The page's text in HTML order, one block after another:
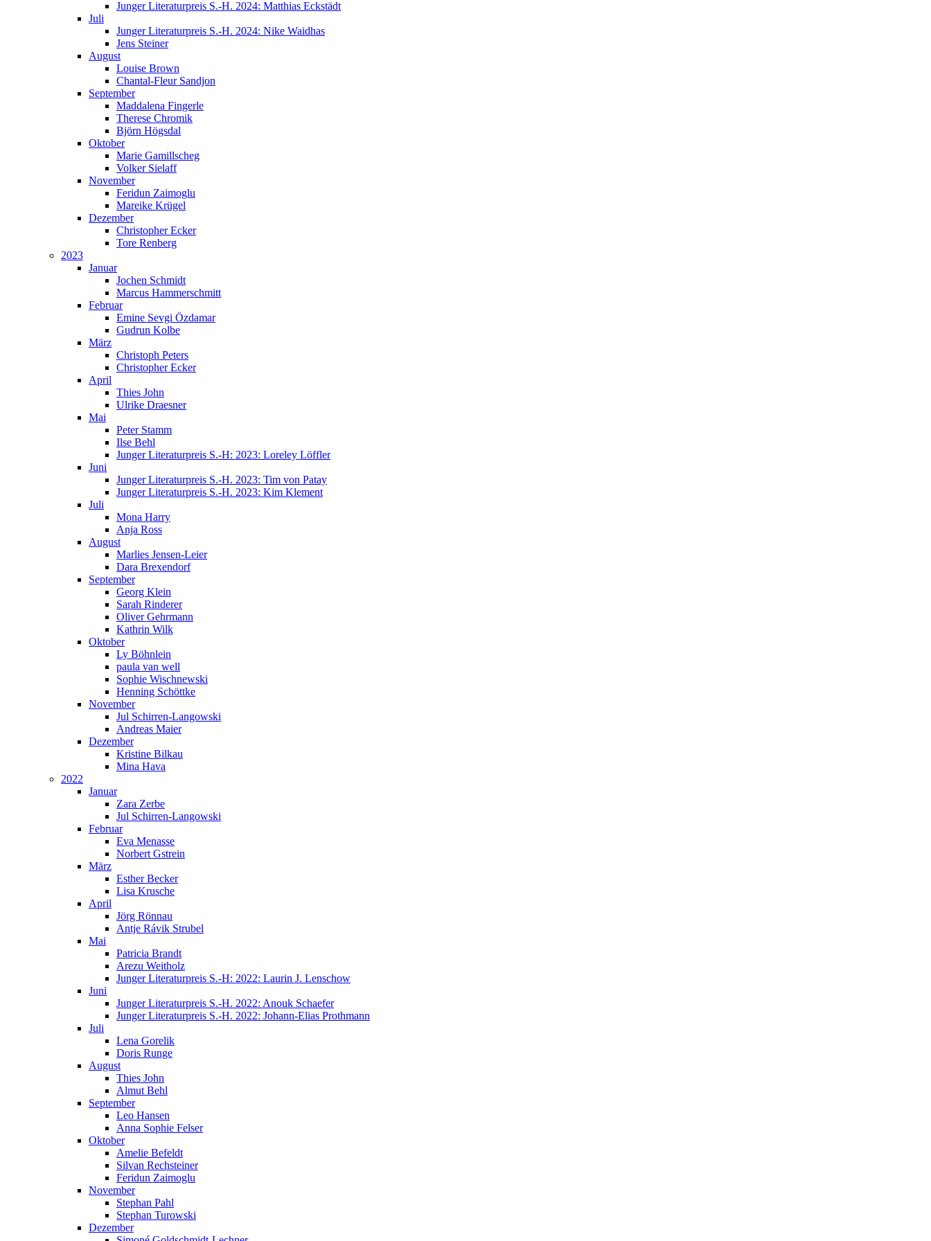
Junger Literaturpreis S.-H. 2024: Matthias Eckstädt
Juli
Junger Literaturpreis S.-H. 2024: Nike Waidhas
Jens Steiner
August
Louise Brown
Chantal-Fleur Sandjon
September
Maddalena Fingerle
Therese Chromik
Björn Högsdal
Oktober
Marie Gamillscheg
Volker Sielaff
November
Feridun Zaimoglu
Mareike Krügel
Dezember
Christopher Ecker
Tore Renberg
2023
Januar
Jochen Schmidt
Marcus Hammerschmitt
Februar
Emine Sevgi Özdamar
Gudrun Kolbe
März
Christoph Peters
Christopher Ecker
April
Thies John
Ulrike Draesner
Mai
Peter Stamm
Ilse Behl
Junger Literaturpreis S.-H: 2023: Loreley Löffler
Juni
Junger Literaturpreis S.-H. 2023: Tim von Patay
Junger Literaturpreis S.-H. 2023: Kim Klement
Juli
Mona Harry
Anja Ross
August
Marlies Jensen-Leier
Dara Brexendorf
September
Georg Klein
Sarah Rinderer
Oliver Gehrmann
Kathrin Wilk
Oktober
Ly Böhnlein
paula van well
Sophie Wischnewski
Henning Schöttke
November
Jul Schirren-Langowski
Andreas Maier
Dezember
Kristine Bilkau
Mina Hava
2022
Januar
Zara Zerbe
Jul Schirren-Langowski
Februar
Eva Menasse
Norbert Gstrein
März
Esther Becker
Lisa Krusche
April
Jörg Rönnau
Antje Rávik Strubel
Mai
Patricia Brandt
Arezu Weitholz
Junger Literaturpreis S.-H: 2022: Laurin J. Lenschow
Juni
Junger Literaturpreis S.-H. 2022: Anouk Schaefer
Junger Literaturpreis S.-H. 2022: Johann-Elias Prothmann
Juli
Lena Gorelik
Doris Runge
August
Thies John
Almut Behl
September
Leo Hansen
Anna Sophie Felser
Oktober
Amelie Befeldt
Silvan Rechsteiner
Feridun Zaimoglu
November
Stephan Pahl
Stephan Turowski
Dezember